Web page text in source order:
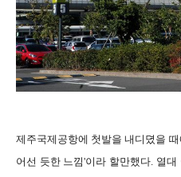
제주국제공항에 첫발을 내디뎠을
어선 듯한 느낌'이라 할만했다. 열